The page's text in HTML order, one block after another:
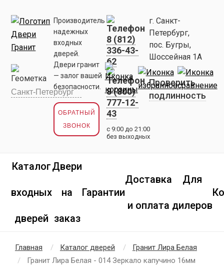
Производитель
надежных
входных
дверей.
Двери гранит
— залог вашей
безопасности.
ОБРАТНЫЙ
ЗВОНОК
8 (812)
336-43-
62
8 (800)
777-12-
43
с 9:00 до 21:00
без выходных
г. Санкт-
Петербург,
пос. Бугры,
Шоссейная 1А
Проверить
подлинность
Каталог
входных
дверей
Двери
на
заказ
Гарантии
Доставка
и оплата
Для
дилеров
Главная Каталог дверей
Гранит Лира Белая
Гранит Лира Белая - 014 Зеркало капучино 16мм